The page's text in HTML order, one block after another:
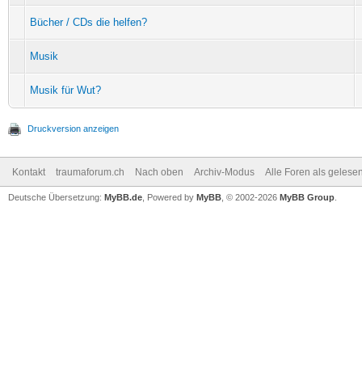
Bücher / CDs die helfen?
Musik
Musik für Wut?
Druckversion anzeigen
Kontakt traumaforum.ch Nach oben Archiv-Modus Alle Foren als
Deutsche Übersetzung: MyBB.de , Powered by MyBB , © 2002-2026 MyBB Group